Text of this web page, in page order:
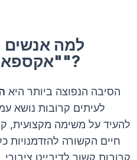
למה
"אקספאט" במקום "מהגר"?
הסיבה הנפוצה ביותר היא
לעיתים קרובות נושא
להעיד על משימה מקצועית,
חיים הקשורה להזדמנויות
קרובות קשור לדיבייט